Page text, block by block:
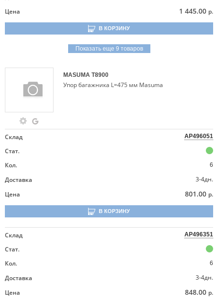
Цена
1 445.00 р.
В КОРЗИНУ
Показать еще 9 товаров
MASUMA T8900
Упор багажника L=475 мм Masuma
Склад AP496051
Стат.
Кол.
6
Доставка
3-4дн.
Цена
801.00 р.
В КОРЗИНУ
Склад AP496351
Стат.
Кол.
6
Доставка
3-4дн.
Цена
848.00 р.